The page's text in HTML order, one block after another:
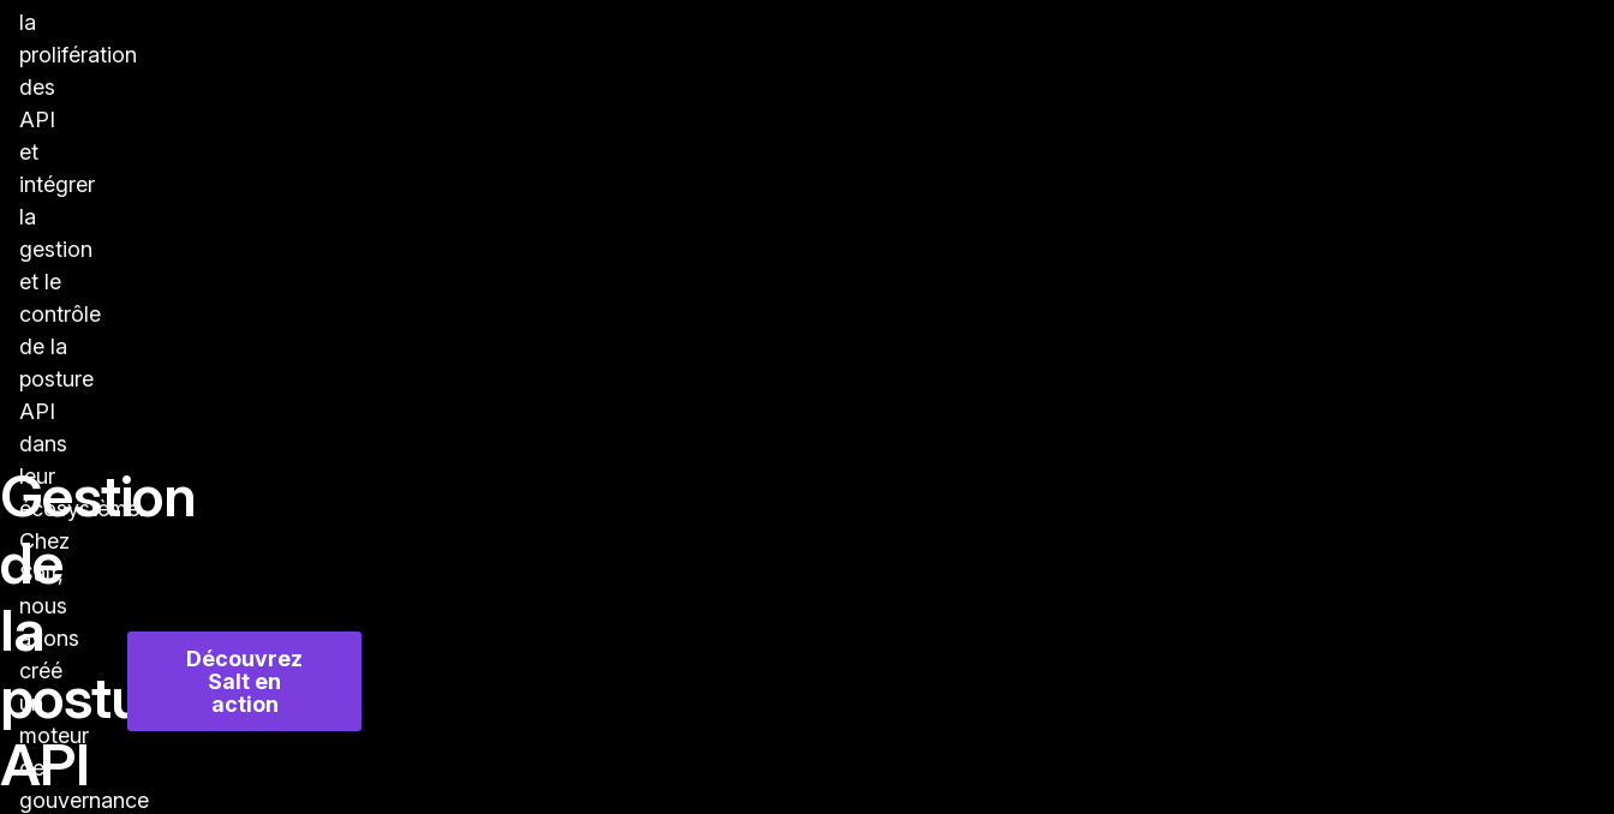
Gestion
de
la
posture
API
la
prolifération
des
API
et
intégrer
la
gestion
et le
contrôle
de la
posture
API
dans
leur
écosystème.
Chez
Salt,
nous
avons
créé
un
moteur
de
gouvernance
Découvrez
Salt en
action